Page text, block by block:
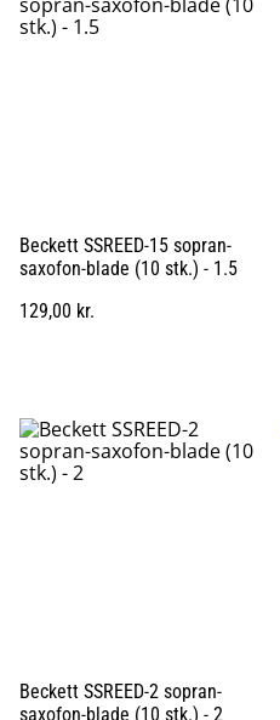
Beckett SSREED-15 sopran-
saxofon-blade (10 stk.) - 1.5
129,00 kr.
Beckett SSREED-2 sopran-
saxofon-blade (10 stk.) - 2